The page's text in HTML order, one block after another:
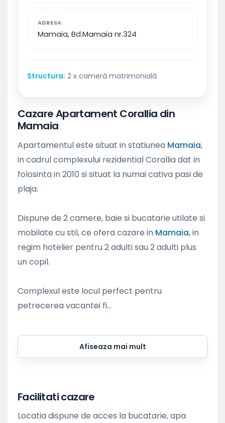
ADRESA
Mamaia, Bd.Mamaia nr.324
Structura: 2 x cameră matrimonială
Cazare Apartament Corallia din
Mamaia
Apartamentul este situat in statiunea Mamaia,
in cadrul complexului rezidential Corallia dat in
folosinta in 2010 si situat la numai cativa pasi de
plaja.
Dispune de 2 camere, baie si bucatarie utilate si
mobilate cu stil, ce ofera cazare in Mamaia, in
regim hotelier pentru 2 adulti sau 2 adulti plus
un copil.
Complexul este locul perfect pentru
petrecerea vacantei fi...
Afiseaza mai mult
Facilitati cazare
Locatia dispune de acces la bucatarie, apa